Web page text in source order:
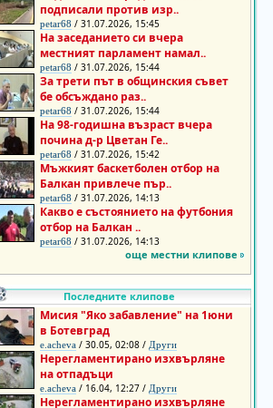
подписали против изр..
petar68 / 31.07.2026, 15:45
На заседанието си вчера
местният парламент намал..
petar68 / 31.07.2026, 15:44
За трети път в общинския съвет
бе обсъждано раз..
petar68 / 31.07.2026, 15:44
На 98-годишна възраст вчера
почина д-р Цветан Ге..
petar68 / 31.07.2026, 15:42
Мъжкият баскетболен отбор на
Балкан привлече пър..
petar68 / 31.07.2026, 14:13
Какво е състоянието на футбония
отбор на Балкан ..
petar68 / 31.07.2026, 14:13
още местни клипове
Последните клипове
Мисия "Яко забавление" на 1юни
в Ботевград
e.acheva / 30.05, 02:08 / Други
Нерегламентирано изхвърляне
на отпадъци
e.acheva / 16.04, 12:27 / Други
Нерегламентирано изхвърляне